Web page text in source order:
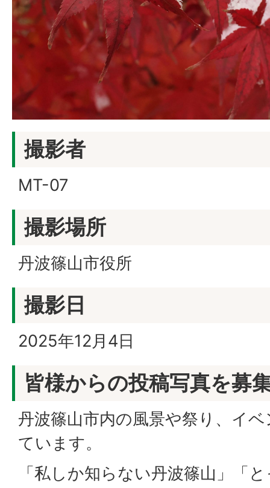
撮影者
MT-07
撮影場所
丹波篠山市役所
撮影日
2025年12月4日
皆様からの投稿写真を募
丹波篠山市内の風景や祭り、イ
ています。
「私しか知らない丹波篠山」「